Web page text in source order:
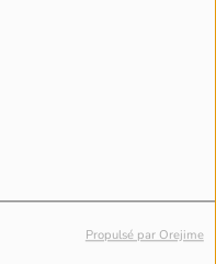
Propulsé par Orejime